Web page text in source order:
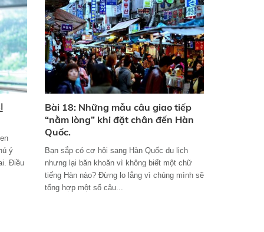
ý
Điều
Bài 18: Những mẫu câu giao tiếp
“nằm lòng” khi đặt chân đến Hàn
Quốc.
Bạn sắp có cơ hội sang Hàn Quốc du lịch
nhưng lại băn khoăn vì không biết một chữ
tiếng Hàn nào? Đừng lo lắng vì chúng mình sẽ
tổng hợp một số câu...